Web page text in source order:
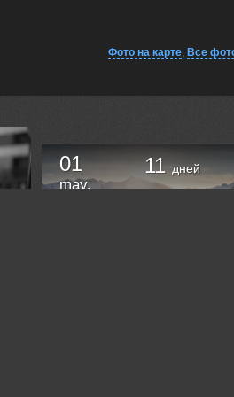
Фото на карте, Все
01
may.
11дней